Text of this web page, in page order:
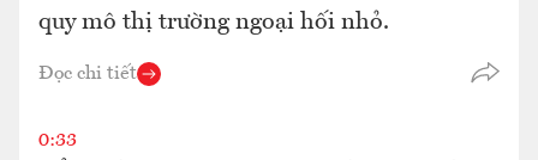
quy mô thị trường ngoại hối nhỏ.
Đọc chi tiết
0:33